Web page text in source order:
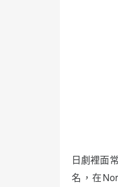
日劇裡面
名，在